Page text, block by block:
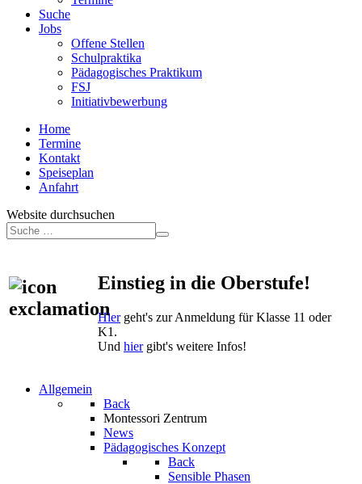
Suche
Jobs
Offene Stellen
Schulpraktika
Pädagogisches Praktikum
FSJ
Initiativbewerbung
Home
Termine
Kontakt
Speiseplan
Anfahrt
Website durchsuchen
Einstieg in die Oberstufe!
Hiergeht's zur Anmeldung für Klasse 11 oder
K1.
Und hiergibt's weitere Infos!
Allgemein
Back
Montessori Zentrum
News
Pädagogisches Konzept
Back
Sensible Phasen